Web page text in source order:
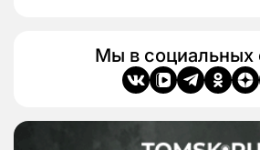
Мы в социальных